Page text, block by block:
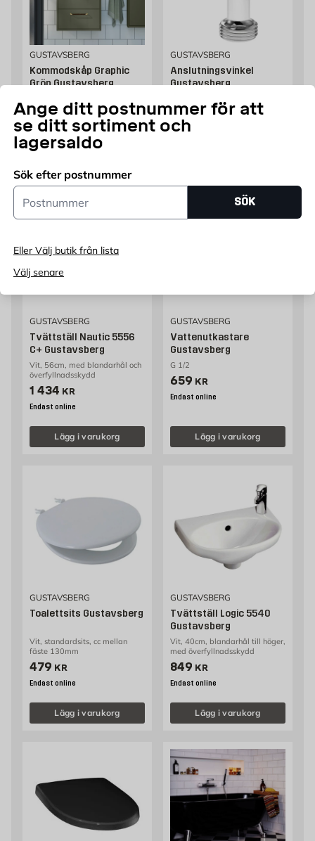
Ange ditt postnummer för att
se ditt sortiment och
lagersaldo
Sök efter postnummer
Postnummer
SÖK
Eller Välj butik från lista
Välj senare
GUSTAVSBERG
Kommodskåp Graphic
Grön Gustavsberg
FRÅN
Pris 8204 kr
8 204KR
Endast online
GUSTAVSBERG
Anslutningsvinkel
Gustavsberg
Pris 399 kr
399KR
Endast online
GUSTAVSBERG
Tvättställ Nautic 5556
C+ Gustavsberg
Vit, 56cm, med blandarhål och
överfyllnadsskydd
Pris 1434 kr
1 434 KR
Endast online
Lägg i varukorg
GUSTAVSBERG
Vattenutkastare
Gustavsberg
G 1/2
Pris 659 kr
659 KR
Endast online
Lägg i varukorg
GUSTAVSBERG
Toalettsits Gustavsberg
Vit, standardsits, cc mellan
fäste 130mm
Pris 479 kr
479 KR
Endast online
Lägg i varukorg
GUSTAVSBERG
Tvättställ Logic 5540
Gustavsberg
Vit, 40cm, blandarhål till höger,
med överfyllnadsskydd
Pris 849 kr
849 KR
Endast online
Lägg i varukorg